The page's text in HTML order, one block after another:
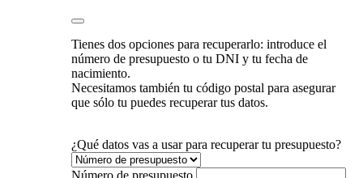
Tienes dos opciones para recuperarlo: introduce el
número de presupuesto o tu DNI y tu fecha de
nacimiento.
Necesitamos también tu código postal para asegurar
que sólo tu puedes recuperar tus datos.
¿Qué datos vas a usar para recuperar tu presupuesto?
Número de presupuesto